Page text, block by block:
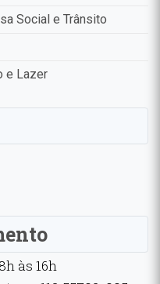
Social e Trânsito
e Lazer
às 16h